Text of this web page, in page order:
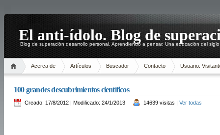
El anti-ídolo. Blog de
Blog de superación desarrollo personal. Aprendiendo a pensar. Una educación del
Acerca de Artículos Buscador Contacto Usuario:
100 grandes descubrimientos científicos
Creado: 17/8/2012 | Modificado: 24/1/2013 14639 visitas | Ver todas